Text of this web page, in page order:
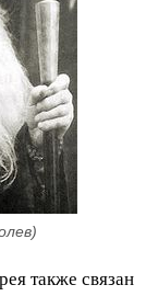
также связан